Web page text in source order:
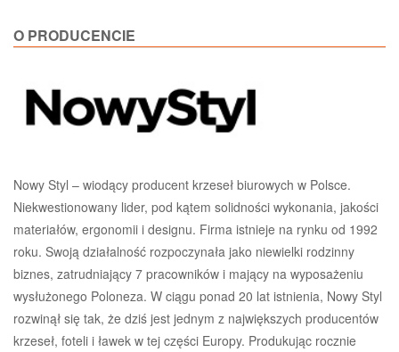
O PRODUCENCIE
Nowy Styl – wiodący producent krzeseł biurowych w Polsce.
Niekwestionowany lider, pod kątem solidności wykonania, jakości
materiałów, ergonomii i designu. Firma istnieje na rynku od 1992
roku. Swoją działalność rozpoczynała jako niewielki rodzinny
biznes, zatrudniający 7 pracowników i mający na wyposażeniu
wysłużonego Poloneza. W ciągu ponad 20 lat istnienia, Nowy Styl
rozwinął się tak, że dziś jest jednym z największych producentów
krzeseł, foteli i ławek w tej części Europy. Produkując rocznie